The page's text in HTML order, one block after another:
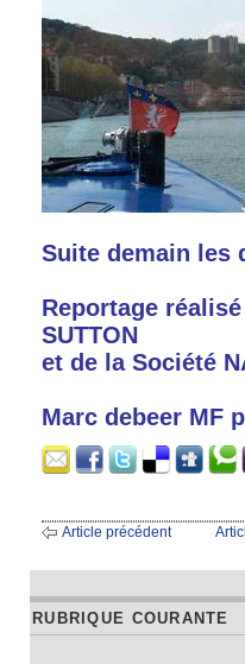
Suite demain les
Reportage
SUTTON
et de la Société
Marc debeer MF
Article précédent
RUBRIQUE COURANTE